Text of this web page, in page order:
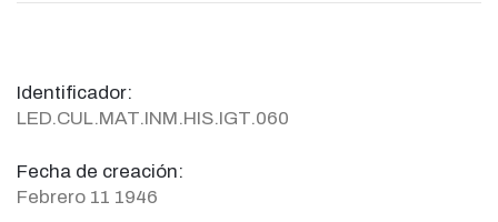
Identificador:
LED.CUL.MAT.INM.HIS.IGT.060
Fecha de creación:
Febrero 11 1946